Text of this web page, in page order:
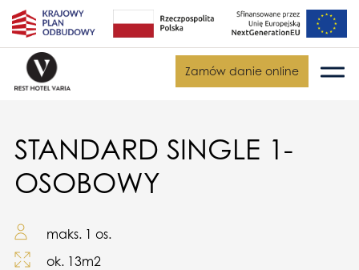
Zamów danie online
STANDARD SINGLE 1-
OSOBOWY
maks. 1 os.
ok. 13m2